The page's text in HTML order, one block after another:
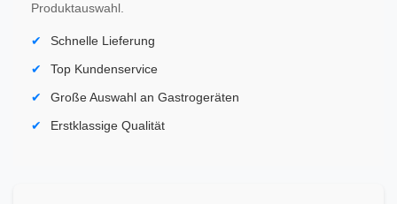
Produktauswahl.
Schnelle Lieferung
Top Kundenservice
Große Auswahl an Gastrogeräten
Erstklassige Qualität